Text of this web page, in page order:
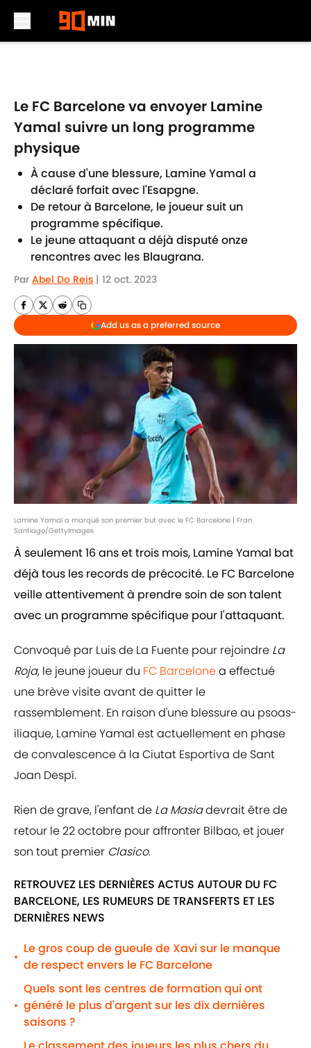
Le FC Barcelone va envoyer Lamine
Yamal suivre un long programme
physique
À cause d'une blessure, Lamine Yamal a
déclaré forfait avec l'Esapgne.
De retour à Barcelone, le joueur suit un
programme spécifique.
Le jeune attaquant a déjà disputé onze
rencontres avec les Blaugrana.
Par Abel Do Reis | 12 oct. 2023
Add us as a preferred source
Lamine Yamal a marqué son premier but avec le FC Barcelone | Fran
Santiago/GettyImages
À seulement 16 ans et trois mois, Lamine Yamal bat
déjà tous les records de précocité. Le FC Barcelone
veille attentivement à prendre soin de son talent
avec un programme spécifique pour l'attaquant.
Convoqué par Luis de La Fuente pour rejoindre La
Roja, le jeune joueur du FC Barcelonea effectué
une brève visite avant de quitter le
rassemblement. En raison d'une blessure au psoas-
iliaque, Lamine Yamal est actuellement en phase
de convalescence à la Ciutat Esportiva de Sant
Joan Despí.
Rien de grave, l'enfant de La Masiadevrait être de
retour le 22 octobre pour affronter Bilbao, et jouer
son tout premier Clasico.
RETROUVEZ LES DERNIÈRES ACTUS AUTOUR DU FC
BARCELONE, LES RUMEURS DE TRANSFERTS ET LES
DERNIÈRES NEWS
•
Le gros coup de gueule de Xavi sur le manque
de respect envers le FC Barcelone
•
Quels sont les centres de formation qui ont
généré le plus d'argent sur les dix dernières
saisons ?